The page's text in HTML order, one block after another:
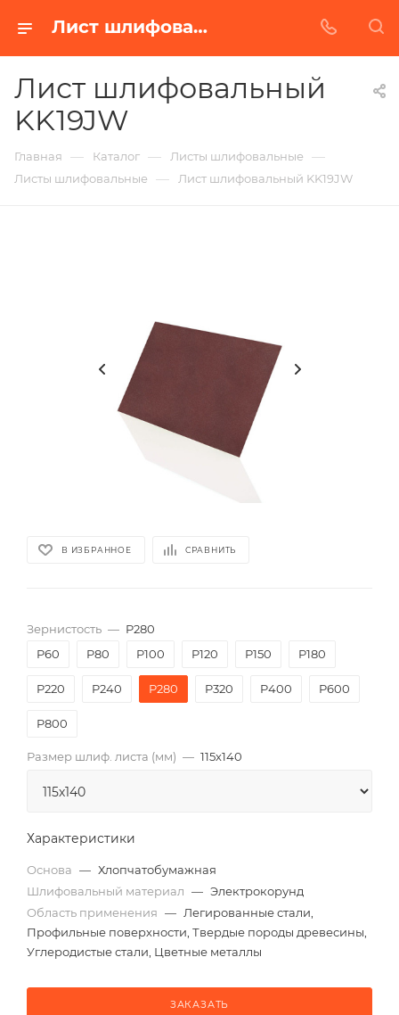
Лист шлифовальный KK19JW в Белгороде | Купить по недорогой цене от Абразивного Завода
Лист шлифовальный
KK19JW
Главная — Каталог — Листы шлифовальные —
Листы шлифовальные — Лист шлифовальный KK19JW
В ИЗБРАННОЕ СРАВНИТЬ
Зернистость — P280
P60
P80 P100 P120 P150 P180
P220 P240 P280 P320 P400 P600
P800
Размер шлиф. листа (мм) — 115х140
Характеристики
Основа — Хлопчатобумажная
Шлифовальный материал — Электрокорунд
Область применения — Легированные стали,
Профильные поверхности, Твердые породы древесины,
Углеродистые стали, Цветные металлы
ЗАКАЗАТЬ